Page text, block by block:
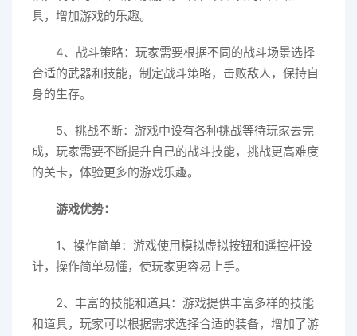
具，增加游戏的乐趣。
4、战斗策略：玩家需要根据不同的战斗场景选择
合适的武器和技能，制定战斗策略，击败敌人，保持自
身的生存。
5、挑战不断：游戏中设有各种挑战等待玩家去完
成，玩家需要不断提升自己的战斗技能，挑战更高难度
的关卡，体验更多的游戏乐趣。
游戏优势：
1、操作简单：游戏使用模拟虚拟按钮和遥控杆设
计，操作简单易懂，使玩家更容易上手。
2、丰富的技能和道具：游戏提供丰富多样的技能
和道具，玩家可以根据需求选择合适的装备，增加了游